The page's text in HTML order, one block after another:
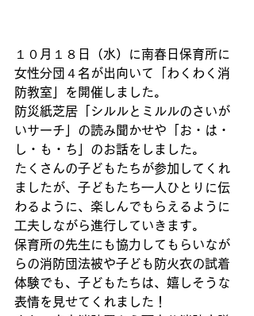
１０月１８日（水）に南春日保育所に
女性分団４名が出向いて「わくわく消
防教室」を開催しました。
防災紙芝居「シルルとミルルのさいが
いサーチ」の読み聞かせや「お・は・
し・も・ち」のお話をしました。
たくさんの子どもたちが参加してくれ
ましたが、子どもたち一人ひとりに伝
わるように、楽しんでもらえるように
工夫しながら進行していきます。
保育所の先生にも協力してもらいなが
らの消防団法被や子ども防火衣の試着
体験でも、子どもたちは、嬉しそうな
表情を見せてくれました！